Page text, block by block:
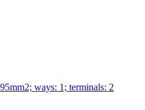
ways: 1; terminals: 2